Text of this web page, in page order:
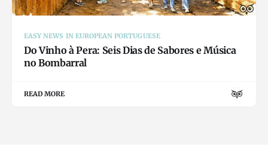
EASY NEWS IN EUROPEAN PORTUGUESE
Do Vinho à Pera: Seis Dias de Sabores e Música
no Bombarral
READ MORE